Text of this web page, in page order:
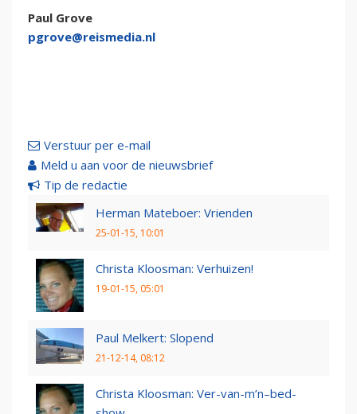
Paul Grove
pgrove@reismedia.nl
Verstuur per e-mail
Meld u aan voor de nieuwsbrief
Tip de redactie
Herman Mateboer: Vrienden
25-01-15, 10:01
Christa Kloosman: Verhuizen!
19-01-15, 05:01
Paul Melkert: Slopend
21-12-14, 08:12
Christa Kloosman: Ver-van-m’n–bed-